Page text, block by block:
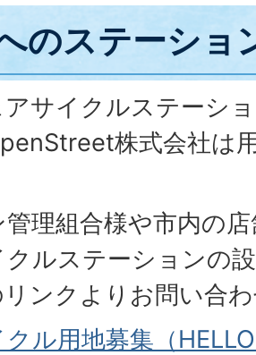
のステーショ
サイクルステーシ
株式会社は
理組合様や市内の
ルステーションの
ンクよりお問い合
ル用地募集（